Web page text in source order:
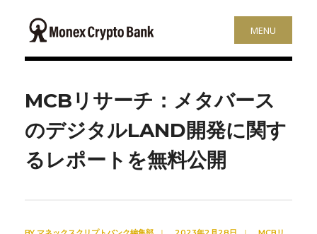
MENU
MCBリサーチ：メタバース
のデジタルLAND開発に関す
るレポートを無料公開